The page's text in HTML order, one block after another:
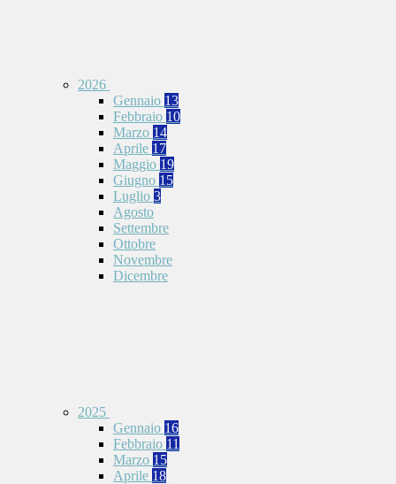
2026
Gennaio 13
Febbraio 10
Marzo 14
Aprile 17
Maggio 19
Giugno 15
Luglio 3
Agosto
Settembre
Ottobre
Novembre
Dicembre
2025
Gennaio 16
Febbraio 11
Marzo 15
Aprile 18